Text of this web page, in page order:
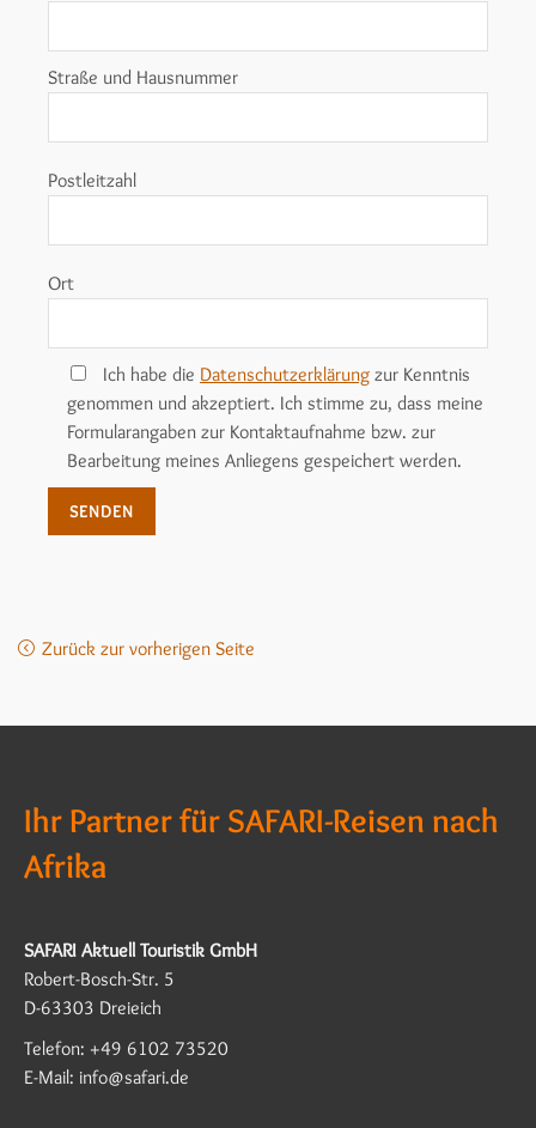
Straße und Hausnummer
Postleitzahl
Ort
Ich habe die Datenschutzerklärung zur Kenntnis
genommen und akzeptiert. Ich stimme zu, dass meine
Formularangaben zur Kontaktaufnahme bzw. zur
Bearbeitung meines Anliegens gespeichert werden.
Zurück zur vorherigen Seite
Ihr Partner für SAFARI-Reisen nach
Afrika
SAFARI Aktuell Touristik GmbH
Robert-Bosch-Str. 5
D-63303 Dreieich
Telefon: +49 6102 73520
E-Mail: info@safari.de